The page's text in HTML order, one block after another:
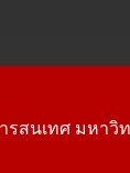
สนเทศ มหาวิท